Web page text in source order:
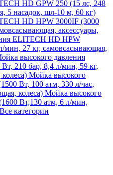
HD GPW 250 (15 лс, 248
5 насадок, шл-10 м, 60 кг)
HD HPW 3000IF (3000
аксессуары,
ELITECH HD HPW
мин, 27 кг, самовсасывающая,
высокого давления
210 бар, 8,4 л/мин, 59 кг,
Мойка высокого
Вт, 100 атм, 330 л/час,
колеса) Мойка высокого
Вт,130 атм, 6 л/мин,
Все категории